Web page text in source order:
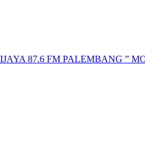
87.6 FM PALEMBANG ”